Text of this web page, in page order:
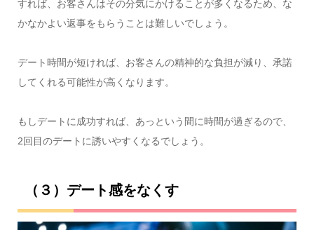
すれば、お客さんはその分気にかけることが多くなるため、な
かなかよい返事をもらうことは難しいでしょう。
デート時間が短ければ、お客さんの精神的な負担が減り、承諾
してくれる可能性が高くなります。
もしデートに成功すれば、あっという間に時間が過ぎるので、
2回目のデートに誘いやすくなるでしょう。
（３）デート感をなくす